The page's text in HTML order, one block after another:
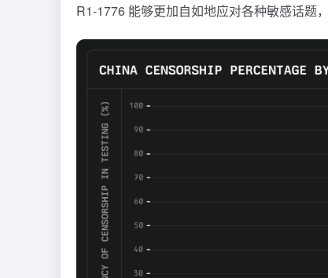
R1-1776 能够更加自如地应对各种敏感话题